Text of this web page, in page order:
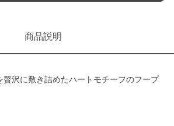
商品説明
贅沢に敷き詰めたハートモチーフのフープ